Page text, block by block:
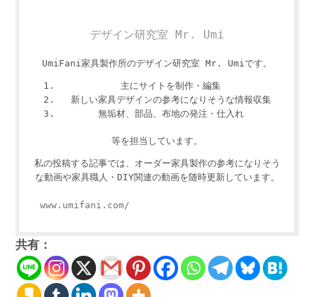
デザイン研究室 Mr. Umi
UmiFani家具製作所のデザイン研究室 Mr. Umiです。
主にサイトを制作・編集
新しい家具デザインの参考になりそうな情報収集
無垢材、部品、布地の発注・仕入れ
等を担当しています。
私の投稿する記事では、オーダー家具製作の参考になりそう
な動画や家具職人・DIY関連の動画を随時更新しています。
www.umifani.com/
共有：